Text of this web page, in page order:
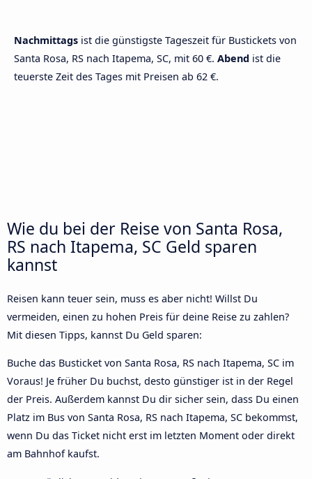
Nachmittags ist die günstigste Tageszeit für Bustickets von
Santa Rosa, RS nach Itapema, SC, mit 60 €. Abend ist die
teuerste Zeit des Tages mit Preisen ab 62 €.
Wie du bei der Reise von Santa Rosa,
RS nach Itapema, SC Geld sparen
kannst
Reisen kann teuer sein, muss es aber nicht! Willst Du
vermeiden, einen zu hohen Preis für deine Reise zu zahlen?
Mit diesen Tipps, kannst Du Geld sparen:
Buche das Busticket von Santa Rosa, RS nach Itapema, SC im
Voraus! Je früher Du buchst, desto günstiger ist in der Regel
der Preis. Außerdem kannst Du dir sicher sein, dass Du einen
Platz im Bus von Santa Rosa, RS nach Itapema, SC bekommst,
wenn Du das Ticket nicht erst im letzten Moment oder direkt
am Bahnhof kaufst.